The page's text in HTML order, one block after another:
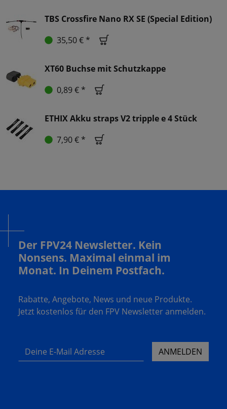
TBS Crossfire Nano RX SE (Special Edition)
35,50 € *
XT60 Buchse mit Schutzkappe
0,89 € *
ETHIX Akku straps V2 tripple e 4 Stück
7,90 € *
Der FPV24 Newsletter. Kein
Nonsens. Maximal einmal im
Monat. In Deinem Postfach.
Rabatte, Angebote, News und neue Produkte.
Jetzt kostenlos für den FPV Newsletter anmelden.
Deine E-Mail Adresse ANMELDEN